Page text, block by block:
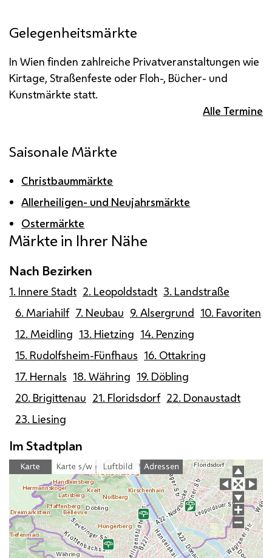
Gelegenheitsmärkte
In Wien finden zahlreiche Privatveranstaltungen wie
Kirtage, Straßenfeste oder Floh-, Bücher- und
Kunstmärkte statt.
Alle Termine
Saisonale Märkte
Christbaummärkte
Allerheiligen- und Neujahrsmärkte
Ostermärkte
Märkte in Ihrer Nähe
Nach Bezirken
1. Innere Stadt 2. Leopoldstadt 3. Landstraße
6. Mariahilf 7. Neubau 9. Alsergrund 10. Favoriten
12. Meidling 13. Hietzing 14. Penzing
15. Rudolfsheim-Fünfhaus 16. Ottakring
17. Hernals 18. Währing 19. Döbling
20. Brigittenau 21. Floridsdorf 22. Donaustadt
23. Liesing
Im Stadtplan